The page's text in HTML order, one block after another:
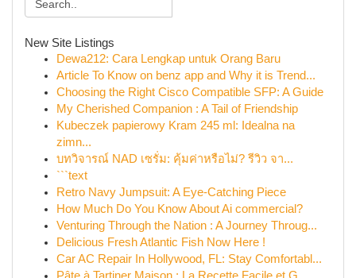
New Site Listings
Dewa212: Cara Lengkap untuk Orang Baru
Article To Know on benz app and Why it is Trend...
Choosing the Right Cisco Compatible SFP: A Guide
My Cherished Companion : A Tail of Friendship
Kubeczek papierowy Kram 245 ml: Idealna na
zimn...
บทวิจารณ์ NAD เซรั่ม: คุ้มค่าหรือไม่? รีวิว จา...
```text
Retro Navy Jumpsuit: A Eye-Catching Piece
How Much Do You Know About Ai commercial?
Venturing Through the Nation : A Journey Throug...
Delicious Fresh Atlantic Fish Now Here !
Car AC Repair In Hollywood, FL: Stay Comfortabl...